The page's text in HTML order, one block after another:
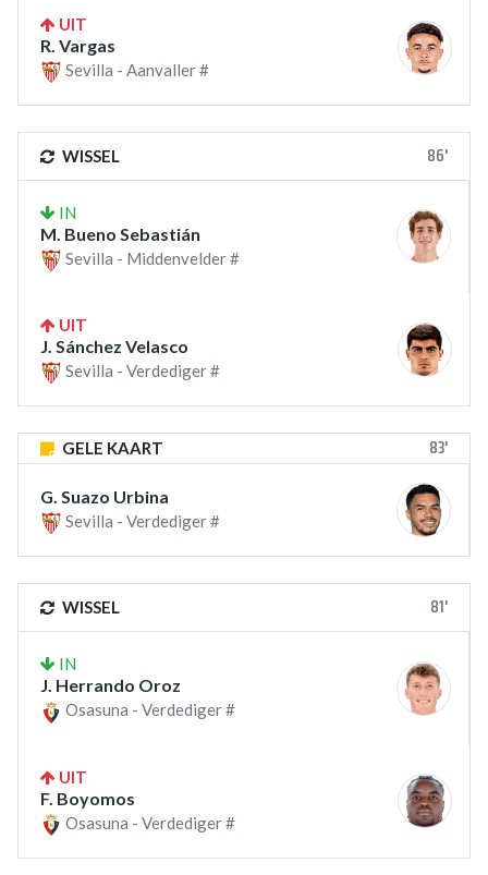
UIT
R. Vargas
Sevilla - Aanvaller #
WISSEL 86'
IN
M. Bueno Sebastián
Sevilla - Middenvelder #
UIT
J. Sánchez Velasco
Sevilla - Verdediger #
GELE KAART 83'
G. Suazo Urbina
Sevilla - Verdediger #
WISSEL 81'
IN
J. Herrando Oroz
Osasuna - Verdediger #
UIT
F. Boyomos
Osasuna - Verdediger #